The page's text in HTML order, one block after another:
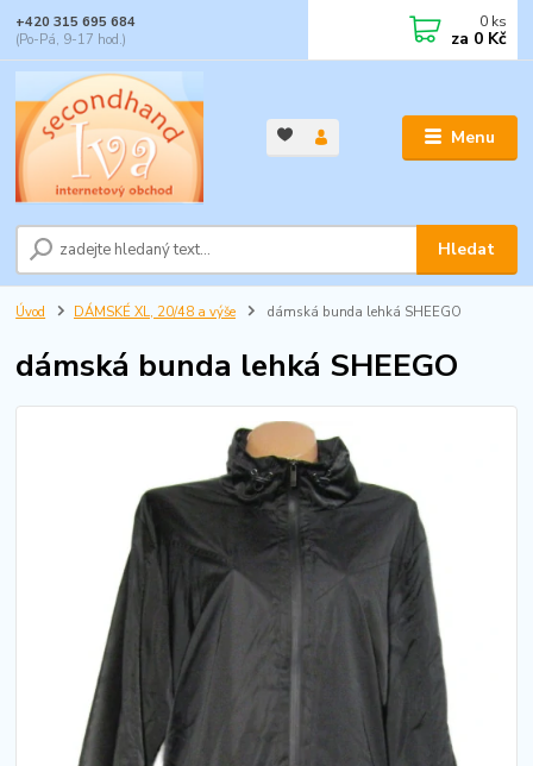
Menu
Hledat
+420 315 695 684
(Po-Pá, 9-17 hod.)
0 ks
za 0 Kč
Úvod DÁMSKÉ XL, 20/48 a výše dámská bunda lehká SHEEGO
dámská bunda lehká SHEEGO